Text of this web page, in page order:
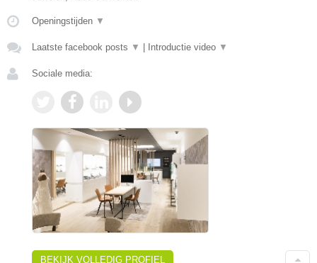
Openingstijden ▼
Laatste facebook posts ▼ Introductie video ▼
Sociale media:
BEKIJK VOLLEDIG PROFIEL